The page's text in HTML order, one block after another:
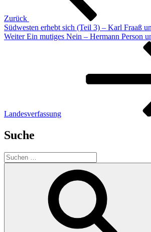
Zurück
Südwesten erhebt sich (Teil 3) – Karl Fraaß
Nächster
Weiter Ein mutiges Nein – Hermann Person
Landesverfassung
Suche
Suchen
nach: